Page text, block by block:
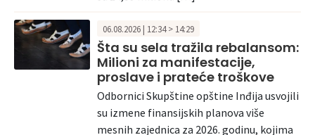
06.08.2026 | 12:34 > 14:29
Šta su sela tražila rebalansom:
Milioni za manifestacije,
proslave i prateće troškove
Odbornici Skupštine opštine Inđija usvojili
su izmene finansijskih planova više
mesnih zajednica za 2026. godinu, kojima